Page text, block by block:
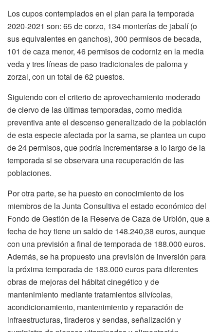
Los cupos contemplados en el plan para la temporada
2020-2021 son: 65 de corzo, 134 monterías de jabalí (o
sus equivalentes en ganchos), 300 permisos de becada,
101 de caza menor, 46 permisos de codorniz en la media
veda y tres líneas de paso tradicionales de paloma y
zorzal, con un total de 62 puestos.
Siguiendo con el criterio de aprovechamiento moderado
de ciervo de las últimas temporadas, como medida
preventiva ante el descenso generalizado de la población
de esta especie afectada por la sarna, se plantea un cupo
de 24 permisos, que podría incrementarse a lo largo de la
temporada si se observara una recuperación de las
poblaciones.
Por otra parte, se ha puesto en conocimiento de los
miembros de la Junta Consultiva el estado económico del
Fondo de Gestión de la Reserva de Caza de Urbión, que a
fecha de hoy tiene un saldo de 148.240,38 euros, aunque
con una previsión a final de temporada de 188.000 euros.
Además, se ha propuesto una previsión de inversión para
la próxima temporada de 183.000 euros para diferentes
obras de mejoras del hábitat cinegético y de
mantenimiento mediante tratamientos silvícolas,
acondicionamiento, mantenimiento y reparación de
infraestructuras, tiraderos y sendas, señalización y